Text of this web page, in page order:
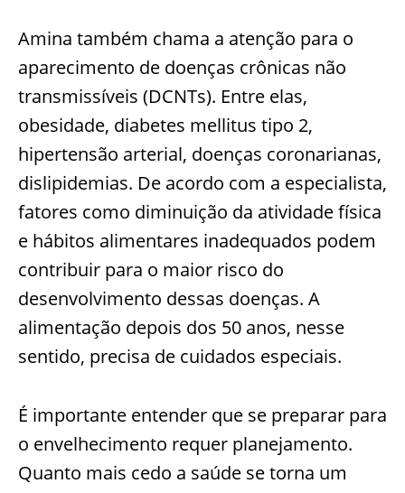
Amina também chama a atenção para o
aparecimento de doenças crônicas não
transmissíveis (DCNTs). Entre elas,
obesidade, diabetes mellitus tipo 2,
hipertensão arterial, doenças coronarianas,
dislipidemias. De acordo com a especialista,
fatores como diminuição da atividade física
e hábitos alimentares inadequados podem
contribuir para o maior risco do
desenvolvimento dessas doenças. A
alimentação depois dos 50 anos, nesse
sentido, precisa de cuidados especiais.
É importante entender que se preparar para
o envelhecimento requer planejamento.
Quanto mais cedo a saúde se torna um